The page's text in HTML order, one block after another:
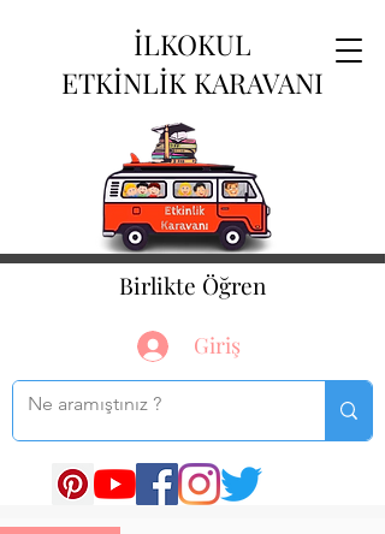
İLKOKUL
ETKİNLİK KARAVANI
Birlikte Öğren
Giriş